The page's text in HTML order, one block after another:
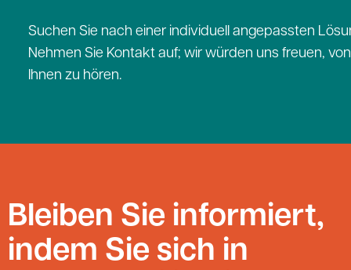
Suchen Sie nach einer individuell angepassten
Nehmen Sie Kontakt auf; wir würden uns freuen, von
Ihnen zu hören.
Bleiben Sie informiert,
indem Sie sich in